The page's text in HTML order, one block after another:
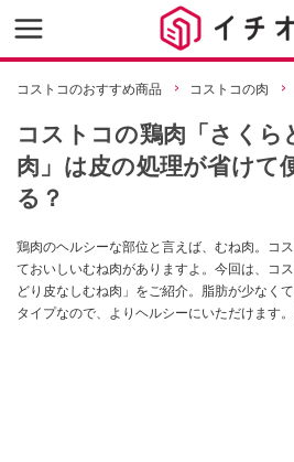
コストコのおすすめ商品 コストコの肉
コストコの鶏肉「さくら
肉」は皮の処理が省けて
る？
鶏肉のヘルシーな部位と言えば、むね肉。コ
ておいしいむね肉がありますよ。今回は、コ
どり皮なしむね肉」をご紹介。脂肪が少なく
タイプなので、よりヘルシーにいただけます